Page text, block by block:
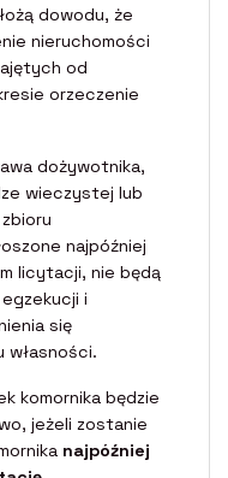
dowodu, że
nieruchomości
od
orzeczenie
dożywotnika,
wieczystej lub
najpóźniej
licytacji, nie będą
i
się
własności.
komornika będzie
jeżeli zostanie
najpóźniej